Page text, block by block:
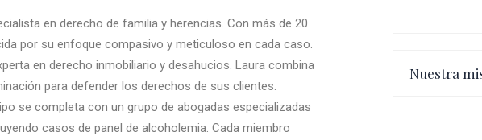
en derecho de familia y herencias. Con más de 20
por su enfoque compasivo y meticuloso en cada caso.
en derecho inmobiliario y desahucios. Laura combina
para defender los derechos de sus clientes.
se completa con un grupo de abogadas especializadas
casos de panel de alcoholemia. Cada miembro
Nuestra